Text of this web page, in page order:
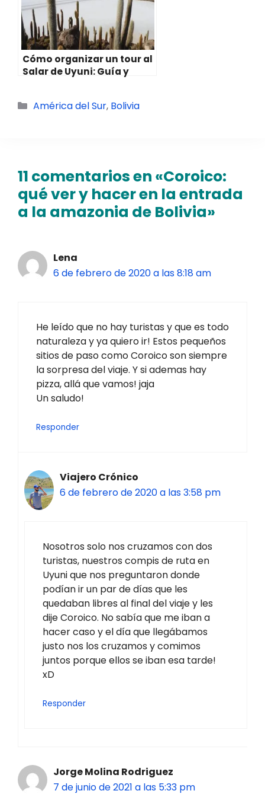
Cómo organizar un tour al
Salar de Uyuni: Guía y
Categorías
América del Sur, Bolivia
11 comentarios en «Coroico:
qué ver y hacer en la entrada
a la amazonia de Bolivia»
Lena
6 de febrero de 2020 a las 8:18 am
He leído que no hay turistas y que es todo
naturaleza y ya quiero ir! Estos pequeños
sitios de paso como Coroico son siempre
la sorpresa del viaje. Y si ademas hay
pizza, allá que vamos! jaja
Un saludo!
Responder
Viajero Crónico
6 de febrero de 2020 a las 3:58 pm
Nosotros solo nos cruzamos con dos
turistas, nuestros compis de ruta en
Uyuni que nos preguntaron donde
podían ir un par de días que les
quedaban libres al final del viaje y les
dije Coroico. No sabía que me iban a
hacer caso y el día que llegábamos
justo nos los cruzamos y comimos
juntos porque ellos se iban esa tarde!
xD
Responder
Jorge Molina Rodriguez
7 de junio de 2021 a las 5:33 pm